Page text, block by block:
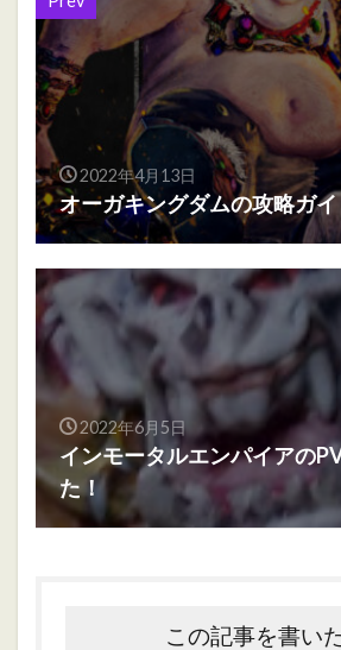
2022年4月13日
オーガキングダムの攻略ガ
2022年6月5日
インモータルエンパイアの
た！
この記事を書い